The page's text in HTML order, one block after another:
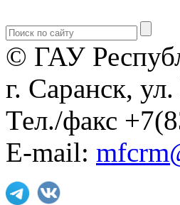
© ГАУ
г. Саранск,
Тел./факс
E-mail: